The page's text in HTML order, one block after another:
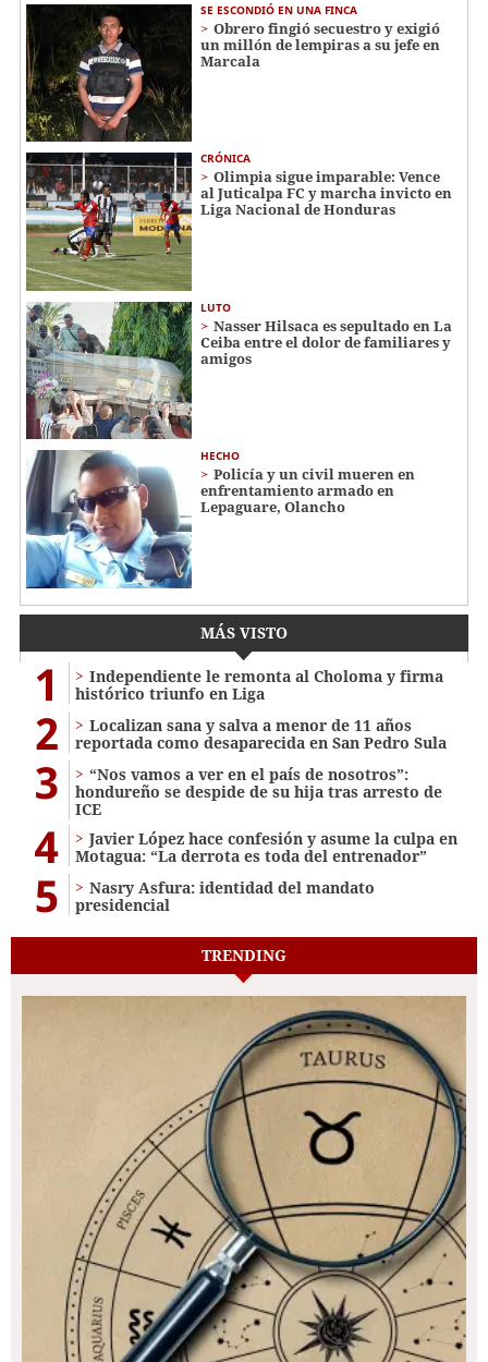
SE ESCONDIÓ EN UNA FINCA
Obrero fingió secuestro y exigió
un millón de lempiras a su jefe en
Marcala
CRÓNICA
Olimpia sigue imparable: Vence
al Juticalpa FC y marcha invicto en
Liga Nacional de Honduras
LUTO
Nasser Hilsaca es sepultado en La
Ceiba entre el dolor de familiares y
amigos
HECHO
Policía y un civil mueren en
enfrentamiento armado en
Lepaguare, Olancho
MÁS VISTO
1
Independiente le remonta al Choloma y firma
histórico triunfo en Liga
2
Localizan sana y salva a menor de 11 años
reportada como desaparecida en San Pedro Sula
3
“Nos vamos a ver en el país de nosotros”:
hondureño se despide de su hija tras arresto de
ICE
4
Javier López hace confesión y asume la culpa en
Motagua: “La derrota es toda del entrenador”
5
Nasry Asfura: identidad del mandato
presidencial
TRENDING